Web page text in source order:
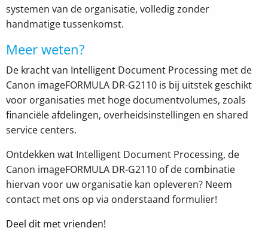
systemen van de organisatie, volledig zonder
handmatige tussenkomst.
Meer weten?
De kracht van Intelligent Document Processing met de
Canon imageFORMULA DR-G2110 is bij uitstek geschikt
voor organisaties met hoge documentvolumes, zoals
financiële afdelingen, overheidsinstellingen en shared
service centers.
Ontdekken wat Intelligent Document Processing, de
Canon imageFORMULA DR-G2110 of de combinatie
hiervan voor uw organisatie kan opleveren? Neem
contact met ons op via onderstaand formulier!
Deel dit met vrienden!